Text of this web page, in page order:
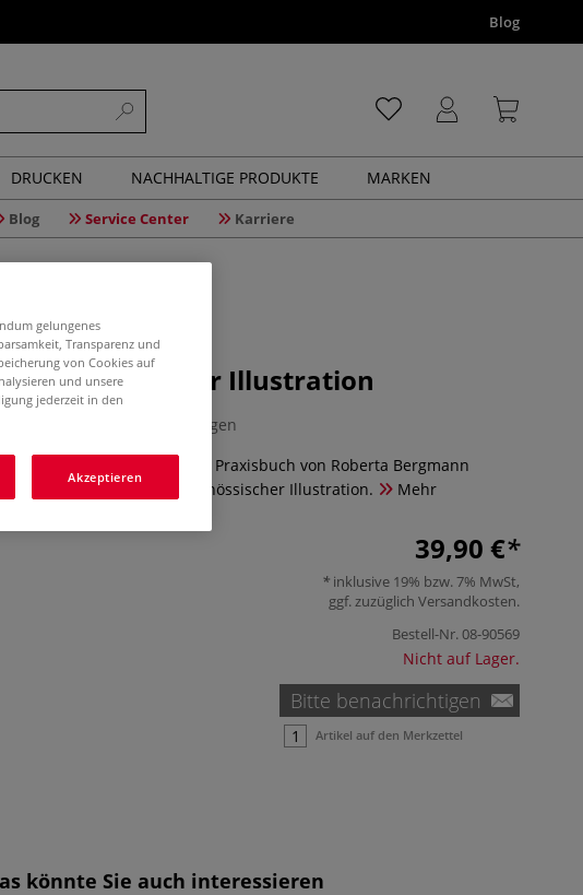
Blog
DRUCKEN NACHHALTIGE PRODUKTE MARKEN
Blog Service Center Karriere
Grundlagen der Illustration
0 Bewertungen
umfassende Theorie- und Praxisbuch von Roberta Bergmann
die Grundlagen zeitgenössischer Illustration.
Mehr
39,90 €
inklusive 19% bzw. 7% MwSt,
ggf. zuzüglich Versandkosten.
Bestell-Nr.08-90569
Nicht auf Lager.
Bitte benachrichtigen
Artikel auf den Merkzettel
könnte Sie auch interessieren
gelungenes
Transparenz und
von Cookies auf
und unsere
jederzeit in den
Akzeptieren